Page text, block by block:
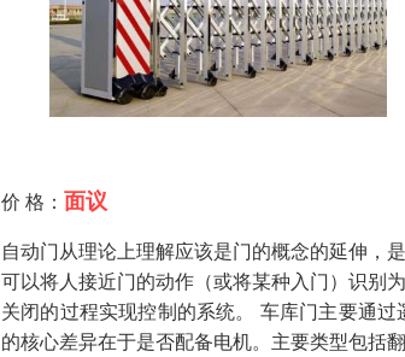
价 格： 面议
自动门从理论上理解应该是门的概念的延伸，
可以将人接近门的动作（或将某种入门）识别
关闭的过程实现控制的系统。 车库门主要通
的核心差异在于是否配备电机。主要类型包括